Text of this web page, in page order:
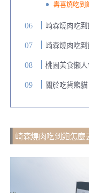
壽喜燒吃到
崎森燒肉吃
崎森燒肉吃
桃園美食懶
關於吃貨熊貓
崎森燒肉吃到飽怎麼